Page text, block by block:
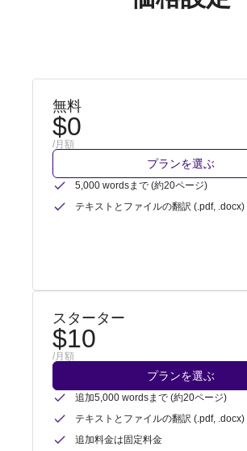
無料
$0
/月額
プランを選ぶ
5,000 wordsまで (約20ページ)
テキストとファイルの翻訳 (.pdf, .docx)
スターター
$10
/月額
プランを選ぶ
追加5,000 wordsまで (約20ページ)
テキストとファイルの翻訳 (.pdf, .docx)
追加料金は固定料金